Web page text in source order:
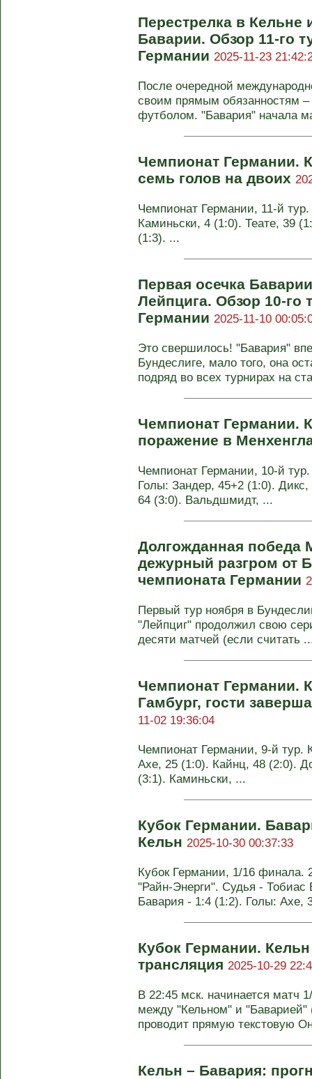
Перестрелка в Кельне
Баварии. Обзор 11-го
Германии 2025-11-23
После очередной
своим прямым обязанностям –
футболом. "Бавария" начала
Чемпионат Германии.
семь голов на двоих
Чемпионат Германии, 11-й
Каминьски, 4 (1:0). Теате, 39
(1:3). ...
Первая осечка
Лейпцига. Обзор 10-го
Германии 2025-11-10
Это свершилось! "Бавария"
Бундеслиге, мало того, она
подряд во всех турнирах на
Чемпионат Германии.
поражение в
Чемпионат Германии, 10-й
Голы: Зандер, 45+2 (1:0).
64 (3:0). Вальдшмидт, ...
Долгожданная победа
дежурный разгром от
чемпионата Германии
Первый тур ноября в
"Лейпциг" продолжил свою
десяти матчей (если считать
Чемпионат Германии.
Гамбург, гости
11-02 19:36:04
Чемпионат Германии, 9-й тур.
Ахе, 25 (1:0). Кайнц, 48 (2:0).
(3:1). Каминьски, ...
Кубок Германии.
Кельн 2025-10-30 00:37:33
Кубок Германии, 1/16 финала.
"Райн-Энерги". Судья -
Бавария - 1:4 (1:2). Голы: Ахе,
Кубок Германии.
трансляция 2025-10-29
В 22:45 мск. начинается матч
между "Кельном" и
проводит прямую текстовую
Кельн – Бавария: